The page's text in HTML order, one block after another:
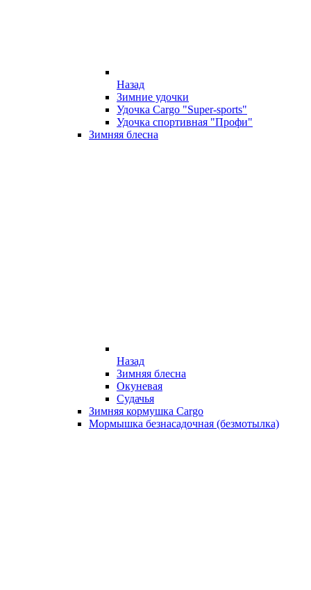
Назад
Зимние удочки
Удочка Cargo "Super-sports"
Удочка спортивная "Профи"
Зимняя блесна
Назад
Зимняя блесна
Окуневая
Судачья
Зимняя кормушка Cargo
Мормышка безнасадочная (безмотылка)